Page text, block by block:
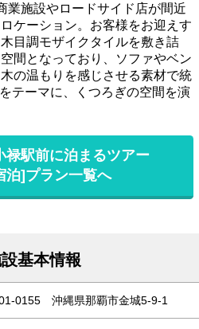
業施設やロードサイド店が間近
ケーション。お客様をお迎えす
目調モザイクタイルを敷き詰
間となっており、ソファやベン
の温もりを感じさせる素材で統
テーマに、くつろぎの空間を演
禄駅前に泊まるツアー
泊]プラン一覧へ
基本情報
0155 沖縄県那覇市金城5-9-1